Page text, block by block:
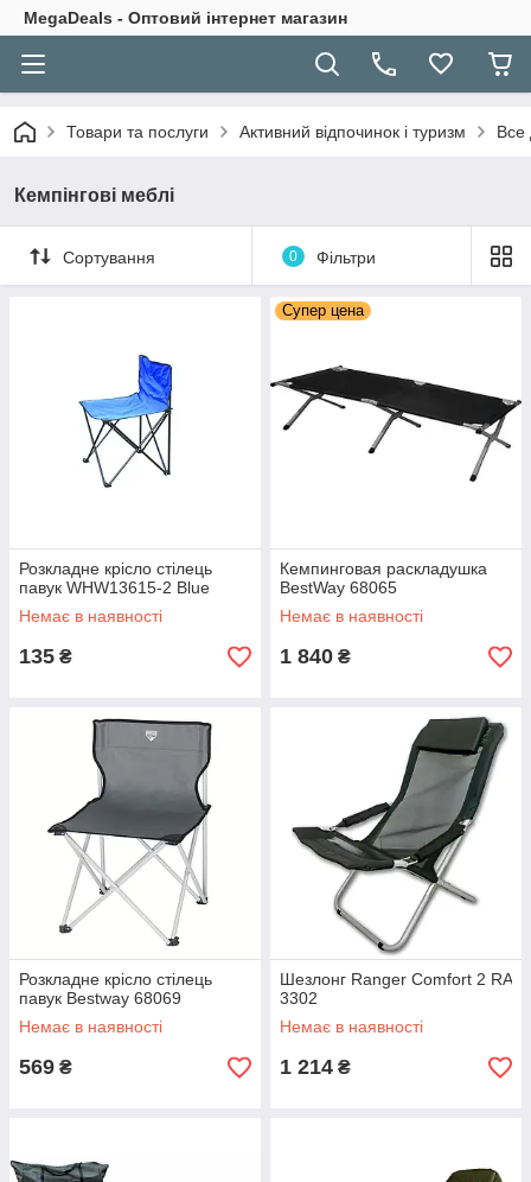
MegaDeals - Оптовий інтернет магазин
Товари та послуги Активний відпочинок і туризм Все
Кемпінгові меблі
Сортування 0 Фільтри
Розкладне крісло стілець
павук WHW13615-2 Blue
Немає в наявності
135 ₴
Супер цена
Кемпинговая раскладушка
BestWay 68065
Немає в наявності
1 840 ₴
Розкладне крісло стілець
павук Bestway 68069
Немає в наявності
569 ₴
Шезлонг Ranger Comfort 2 RA
3302
Немає в наявності
1 214 ₴